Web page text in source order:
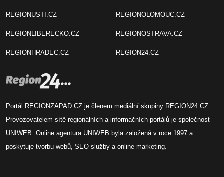
REGIONUSTI.CZ
REGIONLIBERECKO.CZ
REGIONHRADEC.CZ
REGIONOLOMOUC.CZ
REGIONOSTRAVA.CZ
REGION24.CZ
Portál REGIONZAPAD.CZ je členem mediální skupiny REGION24.CZ.
Provozovatelem sítě regionálních a informačních portálů je společnost
UNIWEB. Online agentura UNIWEB byla založená v roce 1997 a
poskytuje tvorbu webů, SEO služby a online marketing.